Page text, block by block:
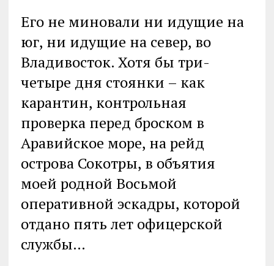
Его не миновали ни идущие на
юг, ни идущие на север, во
Владивосток. Хотя бы три-
четыре дня стоянки – как
карантин, контрольная
проверка перед броском в
Аравийское море, на рейд
острова Сокотры, в объятия
моей родной Восьмой
оперативной эскадры, которой
отдано пять лет офицерской
службы…